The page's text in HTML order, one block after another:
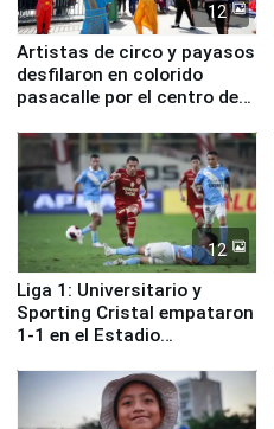
12
Artistas de circo y payasos
desfilaron en colorido
pasacalle por el centro de
12
Liga 1: Universitario y
Sporting Cristal empataron
1-1 en el Estadio